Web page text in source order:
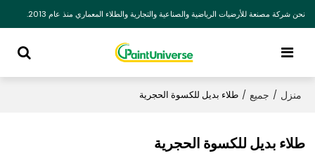
نحن شركة مصنعة للأرضيات الرياضية والصناعية والتجارية والطلاء المعماري منذ عام 2013.
منزل / جميع / طلاء بديل للكسوة الحجرية
طلاء بديل للكسوة الحجرية